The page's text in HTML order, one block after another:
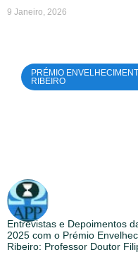
9 Janeiro, 2026
PRÉMIO
RIBEIRO
Entrevistas e Depoimentos
2025 com o Prémio
Ribeiro: Professor Doutor